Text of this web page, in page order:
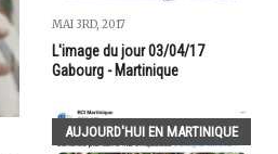
MAI 3RD, 2017
L'image du jour 03/04/17
Gabourg - Martinique
AUJOURD'HUI EN MARTINIQUE